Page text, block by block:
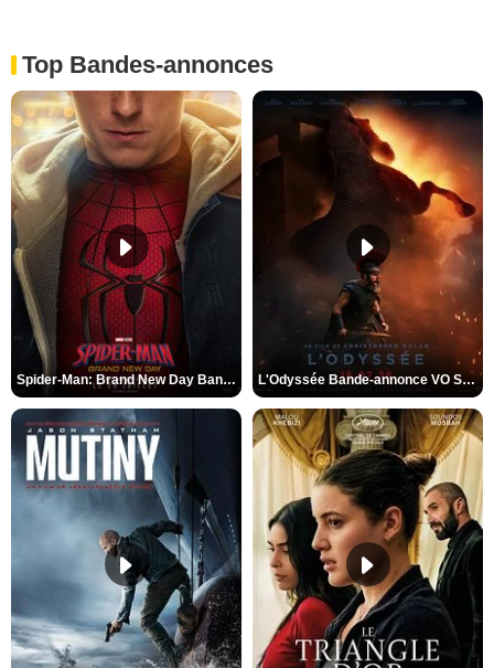
Top Bandes-annonces
Spider-Man: Brand New Day Bande-annonce VO STFR L'Odyssée Bande-annonce VO STFR